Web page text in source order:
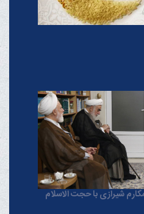
شیرازی با حجت الاسلام